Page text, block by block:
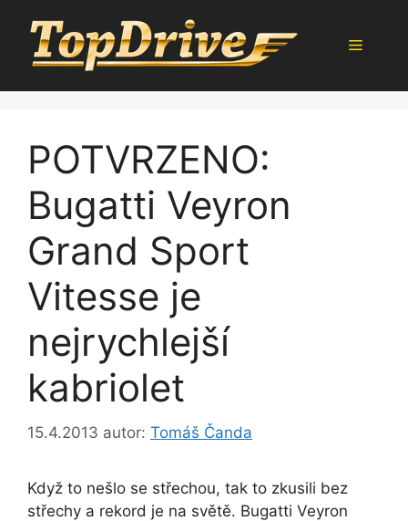
obsah
Menu
POTVRZENO:
Bugatti Veyron
Grand Sport
Vitesse je
nejrychlejší
kabriolet
15.4.2013 autor: Tomáš Čanda
Když to nešlo se střechou, tak to zkusili bez
střechy a rekord je na světě. Bugatti Veyron